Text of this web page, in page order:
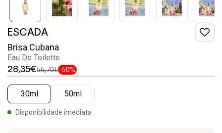
ESCADA
Brisa Cubana
Eau De Toilette
28,35€56,70€ -50%
30ml 50ml
Disponibilidade imediata